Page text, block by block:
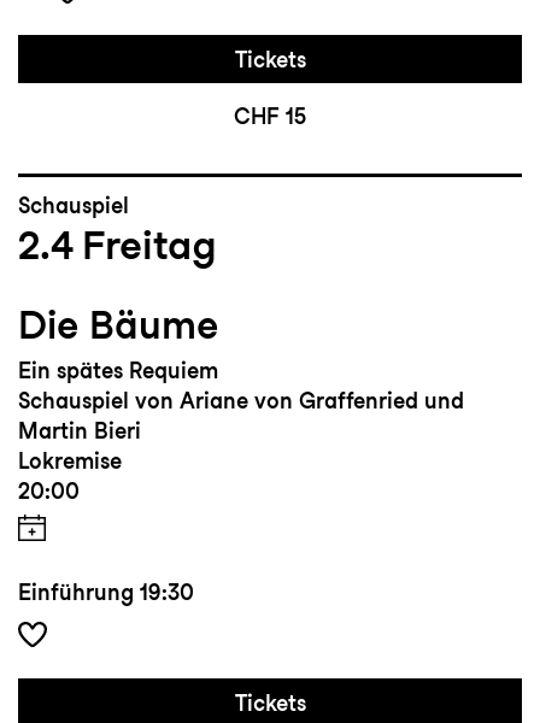
Tickets
CHF 15
Schauspiel
2.4 Freitag
Die Bäume
Ein spätes Requiem
Schauspiel von Ariane von Graffenried und
Martin Bieri
Lokremise
20:00
Einführung 19:30
Tickets